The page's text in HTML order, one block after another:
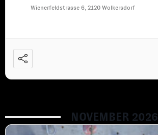
Wienerfeldstrasse 6, 2120 Wolkersdorf
NOVEMBER 2026